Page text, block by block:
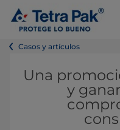
Casos y artículos
Una
y